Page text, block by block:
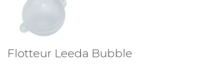
Flotteur Leeda Bubble